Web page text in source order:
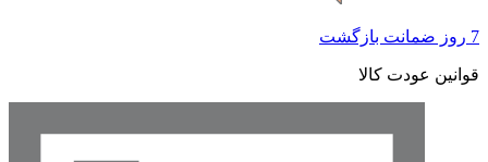
7 روز ضمانت بازگشت
قوانین عودت کالا